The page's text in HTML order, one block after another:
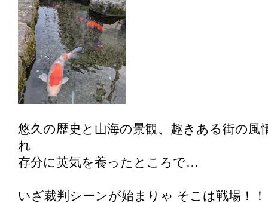
悠久の歴史と山海の景観、趣きある街の風
れ
存分に英気を養ったところで…
いざ裁判シーンが始まりゃ そこは戦場！！